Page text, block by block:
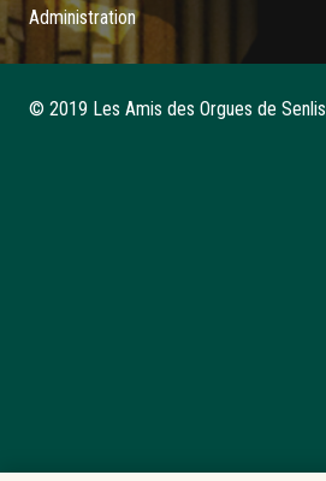
Administration
© 2019 Les Amis des Orgues de Senlis